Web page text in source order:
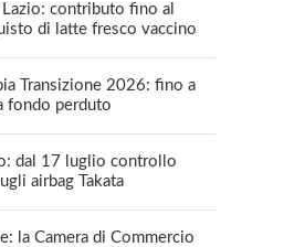
Lazio: contributo fino al
di latte fresco vaccino
Transizione 2026: fino a
fondo perduto
dal 17 luglio controllo
airbag Takata
la Camera di Commercio